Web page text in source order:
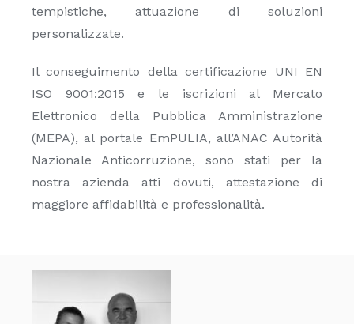
tempistiche, attuazione di soluzioni
personalizzate.
Il conseguimento della certificazione UNI EN
ISO 9001:2015 e le iscrizioni al Mercato
Elettronico della Pubblica Amministrazione
(MEPA), al portale EmPULIA, all’ANAC Autorità
Nazionale Anticorruzione, sono stati per la
nostra azienda atti dovuti, attestazione di
maggiore affidabilità e professionalità.